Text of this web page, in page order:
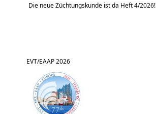
Die neue Züchtungskunde ist da Heft 4/2026!
EVT/EAAP 2026